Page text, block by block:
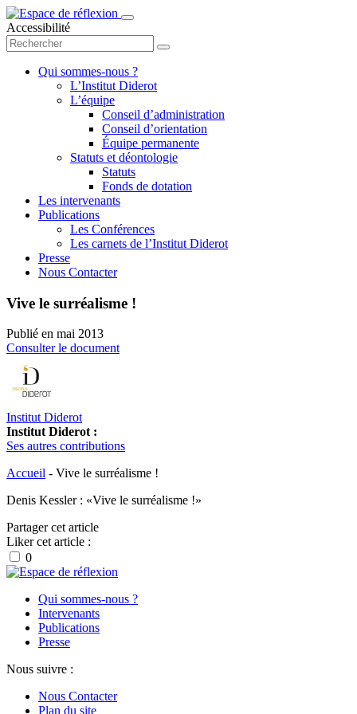
Accessibilité
Qui sommes-nous ?
L’Institut Diderot
L’équipe
Conseil d’administration
Conseil d’orientation
Équipe permanente
Statuts et déontologie
Statuts
Fonds de dotation
Les intervenants
Publications
Les Conférences
Les carnets de l’Institut Diderot
Presse
Nous Contacter
Vive le surréalisme !
Publié en mai 2013
Consulter le document
Institut Diderot
Institut Diderot :
Ses autres contributions
Accueil - Vive le surréalisme !
Denis Kessler : «Vive le surréalisme !»
Partager cet article
Liker cet article :
0
Qui sommes-nous ?
Intervenants
Publications
Presse
Nous suivre :
Nous Contacter
Plan du site